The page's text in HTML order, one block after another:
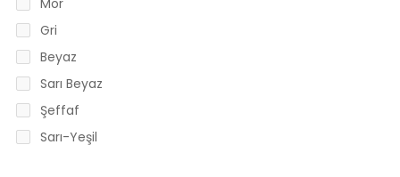
Mor
Gri
Beyaz
Sarı Beyaz
Şeffaf
Sarı-Yeşil